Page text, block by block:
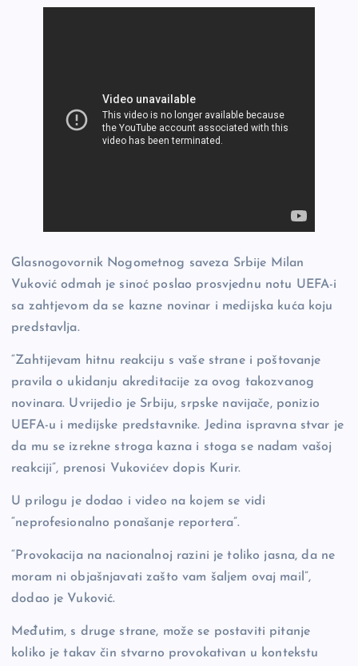
Glasnogovornik Nogometnog saveza Srbije Milan
Vuković odmah je sinoć poslao prosvjednu notu UEFA-i
sa zahtjevom da se kazne novinar i medijska kuća koju
predstavlja.
“Zahtijevam hitnu reakciju s vaše strane i poštovanje
pravila o ukidanju akreditacije za ovog takozvanog
novinara. Uvrijedio je Srbiju, srpske navijače, ponizio
UEFA-u i medijske predstavnike. Jedina ispravna stvar je
da mu se izrekne stroga kazna i stoga se nadam vašoj
reakciji”, prenosi Vukovićev dopis Kurir.
U prilogu je dodao i video na kojem se vidi
“neprofesionalno ponašanje reportera”.
“Provokacija na nacionalnoj razini je toliko jasna, da ne
moram ni objašnjavati zašto vam šaljem ovaj mail”,
dodao je Vuković.
Međutim, s druge strane, može se postaviti pitanje
koliko je takav čin stvarno provokativan u kontekstu